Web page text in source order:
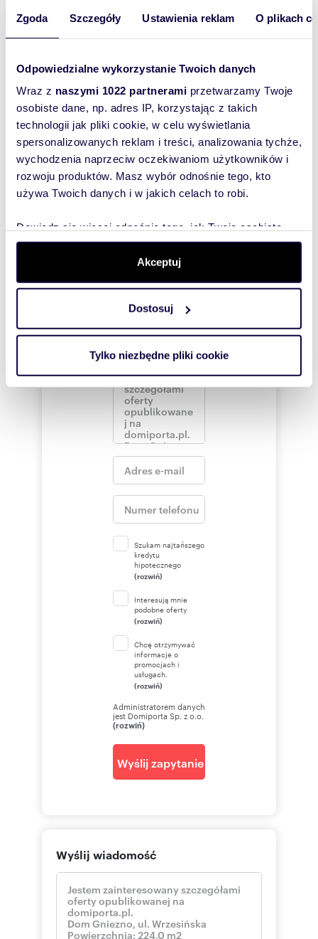
Zgoda Szczegóły Ustawienia reklam O plikach
Odpowiedzialne wykorzystanie Twoich danych
Wraz z naszymi 1022 partnerami przetwarzamy Twoje
osobiste dane, np. adres IP, korzystając z takich
technologii jak pliki cookie, w celu wyświetlania
spersonalizowanych reklam i treści, analizowania tychże,
wychodzenia naprzeciw oczekiwaniom użytkowników i
rozwoju produktów. Masz wybór odnośnie tego, kto
używa Twoich danych i w jakich celach to robi.
Dowiedz się więcej odnośnie tego, jak Twoje osobiste
dane są przetwarzane oraz ustaw własne preferencje w
. W Deklaracji plików cookie możesz
zmienić lub wycofać swoją zgodę w dowolnej chwili.
Wykorzystujemy pliki cookie do spersonalizowania treści
i reklam, aby oferować funkcje społecznościowe i
korzystasz z naszej witryny, udostępniamy partnerom
Partnerzy mogą połączyć te informacje z innymi danymi
otrzymanymi od Ciebie lub uzyskanymi podczas
korzystania z ich usług.
Akceptuj
Dostosuj
Tylko niezbędne pliki cookie
gruntowa i lokali wolne od wpisów.
na rynku nieruchomości co podnosi
bezpieczeństwo dokonywanej transakcji.Cena
do negocjacji!
dom Gniezno, Pobiedziska, ul. Łososiowa
490
Wyślij
wiadomość
To najlepszy
sposób, aby
oferty
szybko się z
Tobą
skontaktował!
Szukam najtańszego
kredytu
hipotecznego
(rozwiń)
Interesują mnie
podobne oferty
(rozwiń)
Chcę otrzymywać
informacje o
promocjach i
usługach.
(rozwiń)
Administratorem danych
jest Domiporta Sp. z o.o.
(rozwiń)
Wyślij zapytanie
Wyślij wiadomość